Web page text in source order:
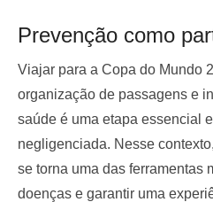
Prevenção como
Viajar para a Copa do Mundo
organização de passagens e
saúde é uma etapa essencial
negligenciada. Nesse
se torna uma das ferramentas
doenças e garantir uma